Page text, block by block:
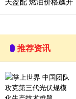
推荐资讯